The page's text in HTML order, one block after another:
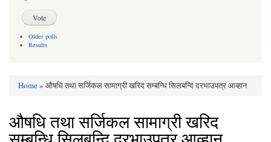
Older polls
Results
Home» औषधि तथा सर्जिकल सामाग्री खरिद सम्बन्धि सिलबन्दि दरभाउपत्र आव्हान
औषधि तथा सर्जिकल सामाग्री खरिद